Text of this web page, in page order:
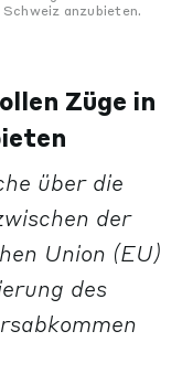
anzubieten.
Züge in
über die
der
Union (EU)
des